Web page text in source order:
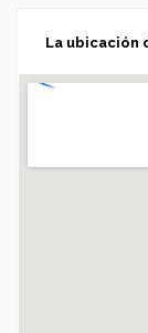
La ubicación